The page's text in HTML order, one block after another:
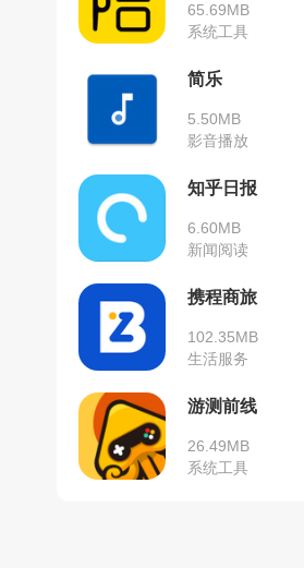
65.69MB
系统工具
简乐
5.50MB
影音播放
知乎日报
6.60MB
新闻阅读
携程商旅
102.35MB
生活服务
游测前线
26.49MB
系统工具